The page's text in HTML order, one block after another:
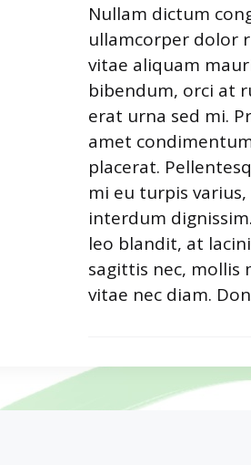
Nullam dictum
ullamcorper dolor
vitae aliquam
bibendum, orci at
erat urna sed mi.
amet
placerat.
mi eu turpis
interdum
leo blandit, at
sagittis nec, mollis
vitae nec diam.